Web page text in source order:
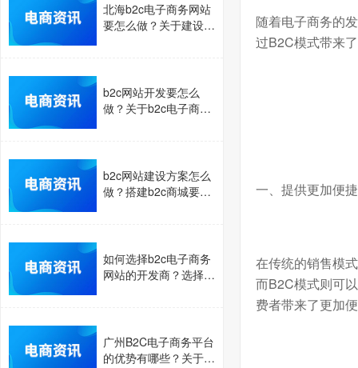
北海b2c电子商务网站
要怎么做？关于建设b
b2c网站开发要怎么
做？关于b2c电子商务
b2c网站建设方案怎么
做？搭建b2c商城要注
如何选择b2c电子商务
网站的开发商？选择b
广州B2C电子商务平台
的优势有哪些？关于B
随着电子商务的
过B2C模式带来
一、提供更加便
在传统的销售模
而B2C模式则可
费者带来了更加